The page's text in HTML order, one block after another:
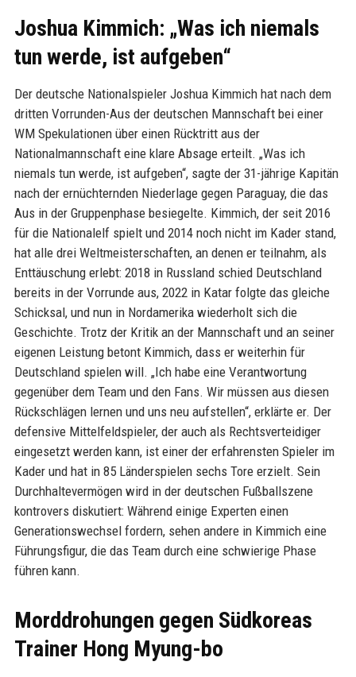
Joshua Kimmich: „Was ich niemals
tun werde, ist aufgeben“
Der deutsche Nationalspieler Joshua Kimmich hat nach dem
dritten Vorrunden-Aus der deutschen Mannschaft bei einer
WM Spekulationen über einen Rücktritt aus der
Nationalmannschaft eine klare Absage erteilt. „Was ich
niemals tun werde, ist aufgeben“, sagte der 31-jährige Kapitän
nach der ernüchternden Niederlage gegen Paraguay, die das
Aus in der Gruppenphase besiegelte. Kimmich, der seit 2016
für die Nationalelf spielt und 2014 noch nicht im Kader stand,
hat alle drei Weltmeisterschaften, an denen er teilnahm, als
Enttäuschung erlebt: 2018 in Russland schied Deutschland
bereits in der Vorrunde aus, 2022 in Katar folgte das gleiche
Schicksal, und nun in Nordamerika wiederholt sich die
Geschichte. Trotz der Kritik an der Mannschaft und an seiner
eigenen Leistung betont Kimmich, dass er weiterhin für
Deutschland spielen will. „Ich habe eine Verantwortung
gegenüber dem Team und den Fans. Wir müssen aus diesen
Rückschlägen lernen und uns neu aufstellen“, erklärte er. Der
defensive Mittelfeldspieler, der auch als Rechtsverteidiger
eingesetzt werden kann, ist einer der erfahrensten Spieler im
Kader und hat in 85 Länderspielen sechs Tore erzielt. Sein
Durchhaltevermögen wird in der deutschen Fußballszene
kontrovers diskutiert: Während einige Experten einen
Generationswechsel fordern, sehen andere in Kimmich eine
Führungsfigur, die das Team durch eine schwierige Phase
führen kann.
Morddrohungen gegen Südkoreas
Trainer Hong Myung-bo